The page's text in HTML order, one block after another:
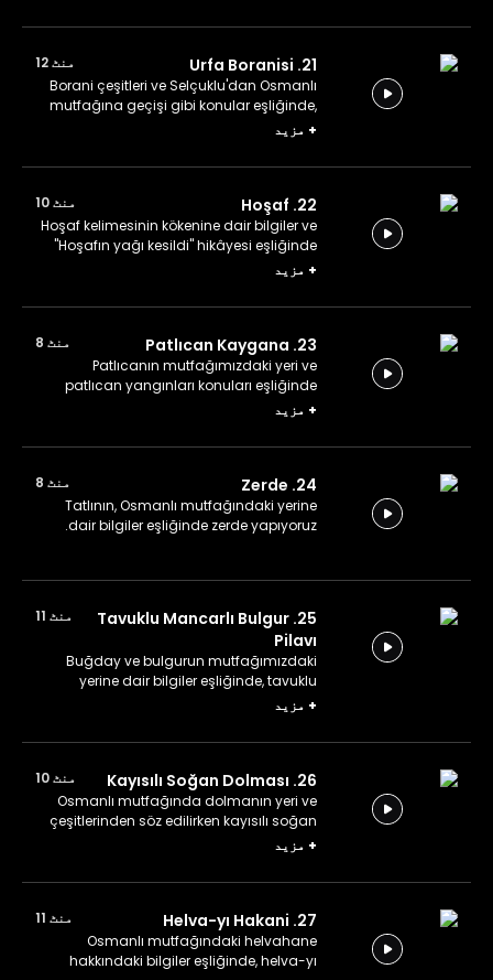
21. Urfa Boranisi
منٹ 12
Borani çeşitleri ve Selçuklu'dan Osmanlı
mutfağına geçişi gibi konular eşliğinde,
Urfa boranisi yapıyoruz.
+ مزید
22. Hoşaf
منٹ 10
Hoşaf kelimesinin kökenine dair bilgiler ve
"Hoşafın yağı kesildi" hikâyesi eşliğinde
hoşaf yapıyoruz.
+ مزید
23. Patlıcan Kaygana
منٹ 8
Patlıcanın mutfağımızdaki yeri ve
patlıcan yangınları konuları eşliğinde
patlıcan kaygana yapıyoruz.
+ مزید
24. Zerde
منٹ 8
Tatlının, Osmanlı mutfağındaki yerine
dair bilgiler eşliğinde zerde yapıyoruz.
25. Tavuklu Mancarlı Bulgur
Pilavı
منٹ 11
Buğday ve bulgurun mutfağımızdaki
yerine dair bilgiler eşliğinde, tavuklu
mancarlı bulgur pilavı yapıyoruz.
+ مزید
26. Kayısılı Soğan Dolması
منٹ 10
Osmanlı mutfağında dolmanın yeri ve
çeşitlerinden söz edilirken kayısılı soğan
dolması yapıyoruz.
+ مزید
27. Helva-yı Hakani
منٹ 11
Osmanlı mutfağındaki helvahane
hakkındaki bilgiler eşliğinde, helva-yı